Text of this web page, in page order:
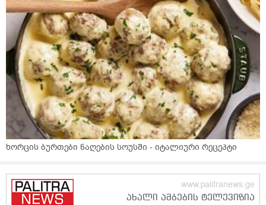
ხორცის ბურთები ნაღების სოუსში - იტალიური რეცეპტი